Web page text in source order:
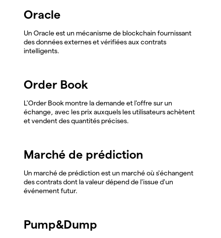
Oracle
Un Oracle est un mécanisme de blockchain fournissant
des données externes et vérifiées aux contrats
intelligents.
Order Book
L'Order Book montre la demande et l'offre sur un
échange, avec les prix auxquels les utilisateurs achètent
et vendent des quantités précises.
Marché de prédiction
Un marché de prédiction est un marché où s'échangent
des contrats dont la valeur dépend de l'issue d'un
événement futur.
Pump&Dump